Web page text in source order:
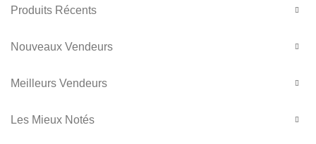
Produits Récents
Nouveaux Vendeurs
Meilleurs Vendeurs
Les Mieux Notés